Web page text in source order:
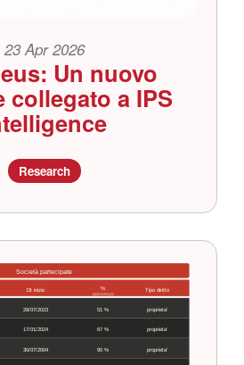
23 Apr 2026
Un nuovo
collegato a IPS
Research